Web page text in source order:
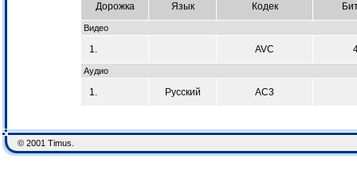
Дорожка Язык Кодек
Видео
1. AVC
Аудио
1. Русский AC3
© 2001 Timus.